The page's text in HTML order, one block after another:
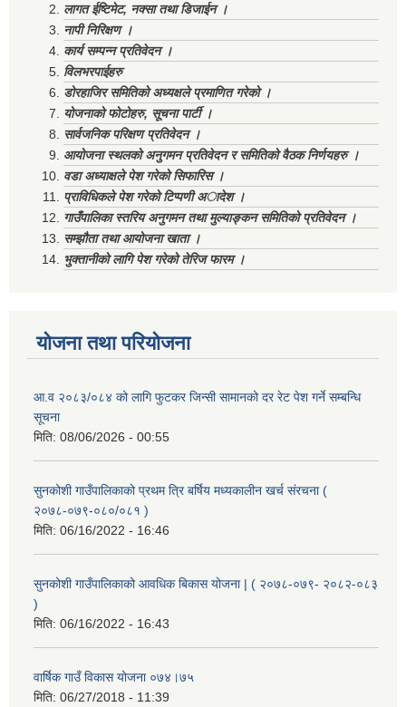
लागत ईष्टिमेट, नक्सा तथा डिजाईन ।
नापी निरिक्षण ।
कार्य सम्पन्न प्रतिवेदन ।
विलभरपाईहरु
डोरहाजिर समितिको अध्यक्षले प्रमाणित गरेको ।
योजनाको फोटोहरु, सूचना पार्टी ।
सार्वजनिक परिक्षण प्रतिवेदन ।
आयोजना स्थलको अनुगमन प्रतिवेदन र समितिको वैठक निर्णयहरु ।
वडा अध्याक्षले पेश गरेको सिफारिस ।
प्राविधिकले पेश गरेको टिप्पणी अादेश ।
गाउँपालिका स्तरिय अनुगमन तथा मुल्याङ्कन समितिको प्रतिवेदन ।
सम्झौता तथा आयोजना खाता ।
भुक्तानीको लागि पेश गरेको तेरिज फारम ।
योजना तथा परियोजना
आ.व २०८३/०८४ को लागि फुटकर जिन्सी सामानको दर रेट पेश गर्ने सम्बन्धि
सूचना
मिति: 08/06/2026 - 00:55
सुनकोशी गाउँपालिकाको प्रथम त्रि बर्षिय मध्यकालीन खर्च संरचना (
२०७८-०७९-०८०/०८१ )
मिति: 06/16/2022 - 16:46
सुनकोशी गाउँपालिकाको आवधिक बिकास योजना | ( २०७८-०७९- २०८२-०८३
)
मिति: 06/16/2022 - 16:43
वार्षिक गाउँ विकास योजना ०७४।७५
मिति: 06/27/2018 - 11:39